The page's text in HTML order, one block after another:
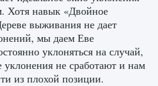
Хотя навык «Двойное
выживания не дает
мы даем Еве
уклоняться на случай,
уклонения не сработают и нам
из плохой позиции.